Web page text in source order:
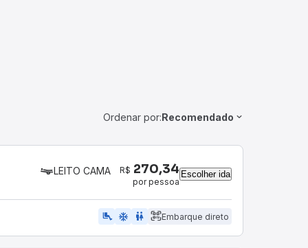
Ordenar por:Recomendado
LEITO CAMA R$ 270,34
por pessoa
Escolher ida
airline_seat_legroom_extra ac_unit wc Embarque direto